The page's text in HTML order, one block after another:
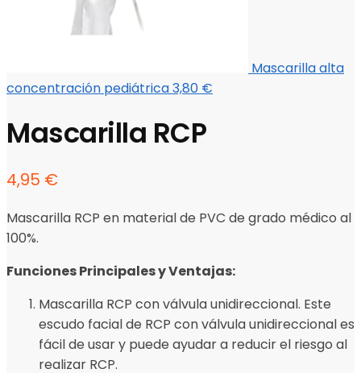
Mascarilla alta
concentración pediátrica3,80 €
Mascarilla RCP
4,95 €
Mascarilla RCP en material de PVC de grado médico al
100%.
Funciones Principales y Ventajas:
Mascarilla RCP con válvula unidireccional. Este
escudo facial de RCP con válvula unidireccional es
fácil de usar y puede ayudar a reducir el riesgo al
realizar RCP.